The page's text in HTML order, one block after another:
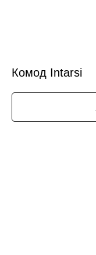
Комод Intarsi